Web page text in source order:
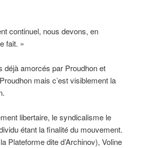
continuel, nous devons, en
fait. »
déjà amorcés par Proudhon et
mais c’est visiblement la
libertaire, le syndicalisme le
étant la finalité du mouvement.
Plateforme dite d’Archinov), Voline